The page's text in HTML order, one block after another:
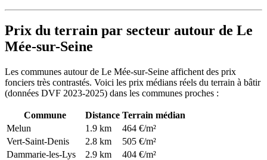
Prix du terrain par secteur autour de Le
Mée-sur-Seine
Les communes autour de Le Mée-sur-Seine affichent des prix
fonciers très contrastés. Voici les prix médians réels du terrain à bâtir
(données DVF 2023-2025) dans les communes proches :
Commune Distance Terrain médian
Melun
1.9 km
464 €/m²
Vert-Saint-Denis
2.8 km
505 €/m²
Dammarie-les-Lys
2.9 km
404 €/m²